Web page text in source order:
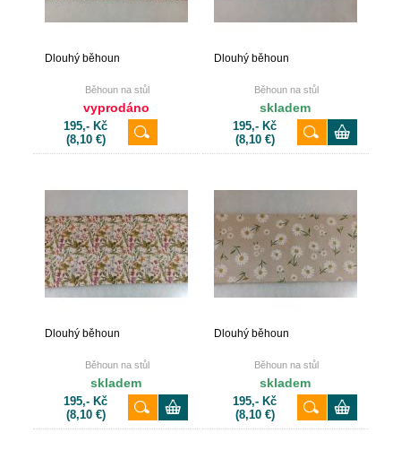
Dlouhý běhoun
Běhoun na stůl
vyprodáno
195,- Kč
(8,10 €)
Dlouhý běhoun
Běhoun na stůl
skladem
195,- Kč
(8,10 €)
Dlouhý běhoun
Běhoun na stůl
skladem
195,- Kč
(8,10 €)
Dlouhý běhoun
Běhoun na stůl
skladem
195,- Kč
(8,10 €)